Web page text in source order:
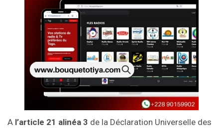
A l’article 21 alinéa 3 de la Déclaration Universelle des